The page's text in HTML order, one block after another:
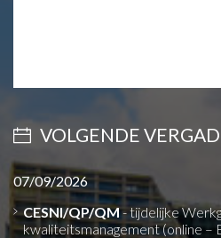
VOLGENDE
07/09/2026
CESNI/QP/QM- tijdelijke
kwaliteitsmanagement (online –